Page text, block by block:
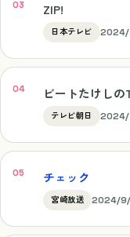
ZIP!
日本テレビ
ビートたけし
テレビ朝日
チェック
宮崎放送 2024/